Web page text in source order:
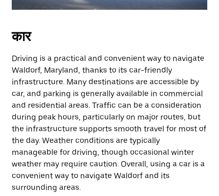
कार
Driving is a practical and convenient way to navigate
Waldorf, Maryland, thanks to its car-friendly
infrastructure. Many destinations are accessible by
car, and parking is generally available in commercial
and residential areas. Traffic can be a consideration
during peak hours, particularly on major routes, but
the infrastructure supports smooth travel for most of
the day. Weather conditions are typically
manageable for driving, though occasional winter
weather may require caution. Overall, using a car is a
convenient way to navigate Waldorf and its
surrounding areas.